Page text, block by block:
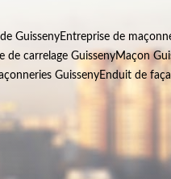
GuissenyEntreprise de
de carrelage GuissenyMaçon
GuissenyEnduit de